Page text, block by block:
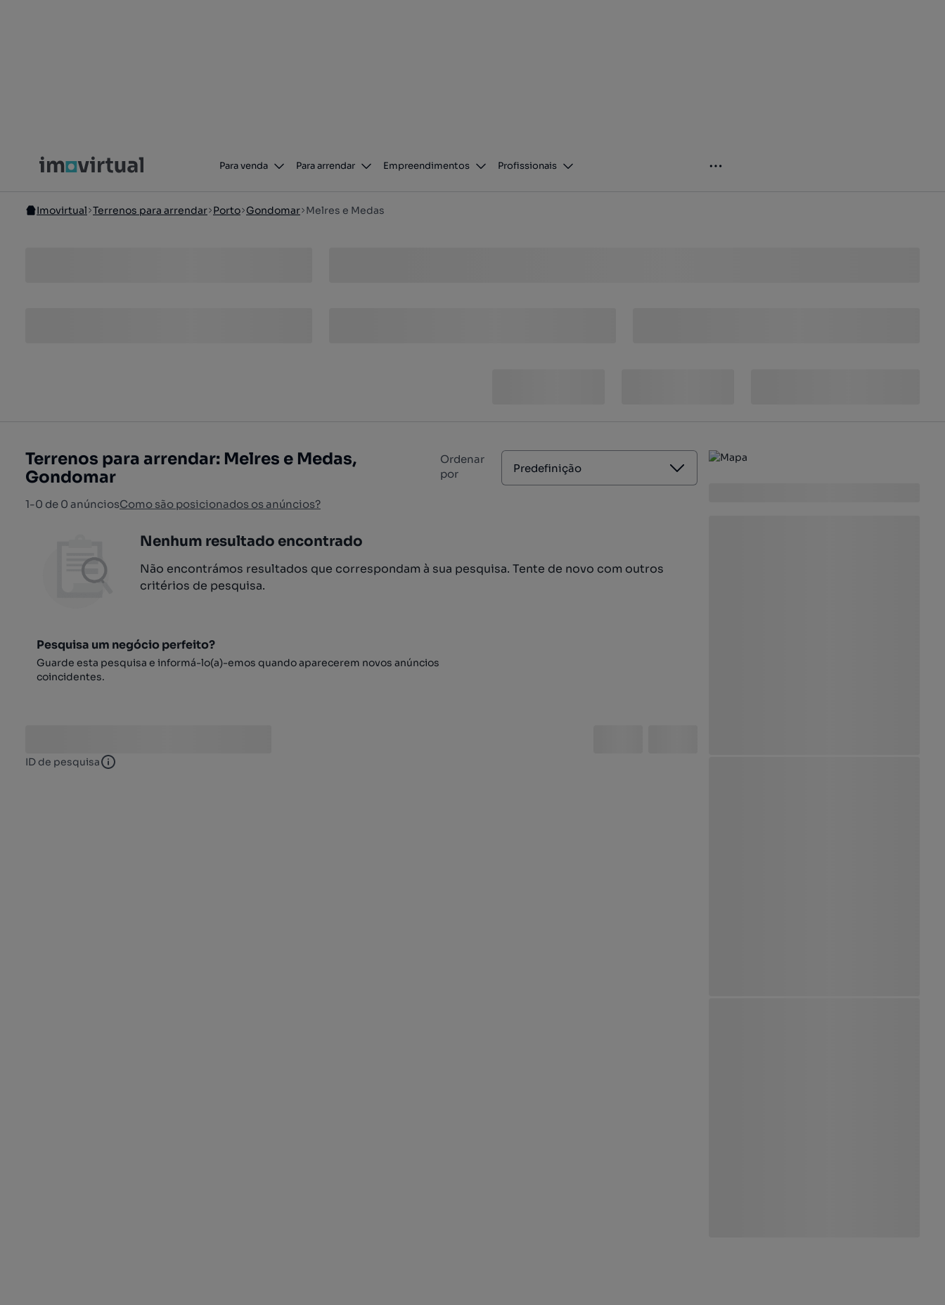
Para venda Para arrendar Empreendimentos Profissionais
Imovirtual Terrenos para arrendar Porto Gondomar Melres e Medas
Terrenos para arrendar: Melres e Medas,
Gondomar
1-0 de 0 anúnciosComo são posicionados os anúncios?
Ordenar
por
Predefinição
Nenhum resultado encontrado
Não encontrámos resultados que correspondam à sua pesquisa. Tente de novo com outros
critérios de pesquisa.
Pesquisa um negócio perfeito?
Guarde esta pesquisa e informá-lo(a)-emos quando aparecerem novos anúncios
coincidentes.
ID de pesquisa ID de pesquisa